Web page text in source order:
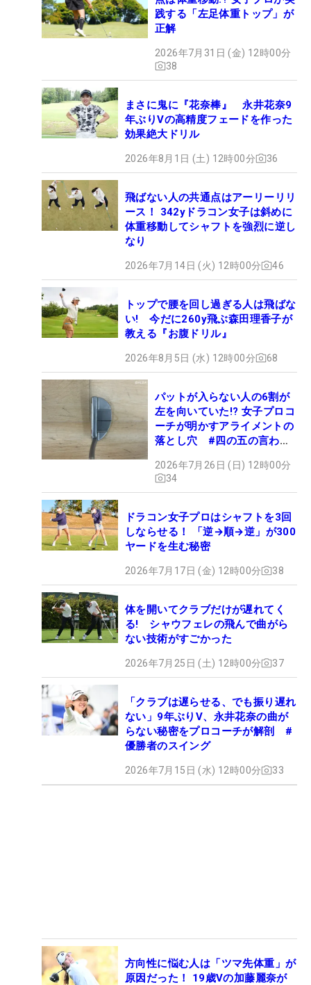
践する「左足体重トップ」が
正解
2026年7月31日 (金) 12時00分
38
まさに鬼に『花奈棒』 永井花奈9
年ぶりVの高精度フェードを作った
効果絶大ドリル
2026年8月1日 (土) 12時00分 36
飛ばない人の共通点はアーリーリリ
ース！ 342yドラコン女子は斜めに
体重移動してシャフトを強烈に逆し
なり
2026年7月14日 (火) 12時00分 46
トップで腰を回し過ぎる人は飛ばな
い! 今だに260y飛ぶ森田理香子が
教える『お腹ドリル』
2026年8月5日 (水) 12時00分 68
パットが入らない人の6割が
左を向いていた!? 女子プロコ
ーチが明かすアライメントの
落とし穴 #四の五の言わず
2026年7月26日 (日) 12時00分
34
ドラコン女子プロはシャフトを3回
しならせる！ 「逆→順→逆」が300
ヤードを生む秘密
2026年7月17日 (金) 12時00分 38
体を開いてクラブだけが遅れてく
る! シャウフェレの飛んで曲がら
ない技術がすごかった
2026年7月25日 (土) 12時00分 37
「クラブは遅らせる、でも振り遅れ
ない」9年ぶりV、永井花奈の曲が
らない秘密をプロコーチが解剖 #
優勝者のスイング
2026年7月15日 (水) 12時00分 33
方向性に悩む人は「ツマ先体重」が
原因だった！ 19歳Vの加藤麗奈が